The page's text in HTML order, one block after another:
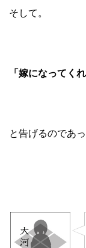
そして。
「嫁になってくれ
と告げるのであ